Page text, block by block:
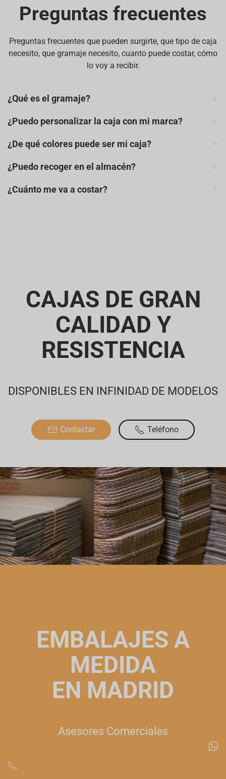
Preguntas frecuentes
Preguntas frecuentes que pueden surgirte, que tipo de caja
necesito, que gramaje necesito, cuanto puede costar, cómo
lo voy a recibir.
¿Qué es el gramaje?
¿Puedo personalizar la caja con mi marca?
¿De qué colores puede ser mi caja?
¿Puedo recoger en el almacén?
¿Cuánto me va a costar?
CAJAS DE GRAN
CALIDAD Y
RESISTENCIA
DISPONIBLES EN INFINIDAD DE MODELOS
Contactar Teléfono
EMBALAJES A
MEDIDA
EN MADRID
Asesores Comerciales